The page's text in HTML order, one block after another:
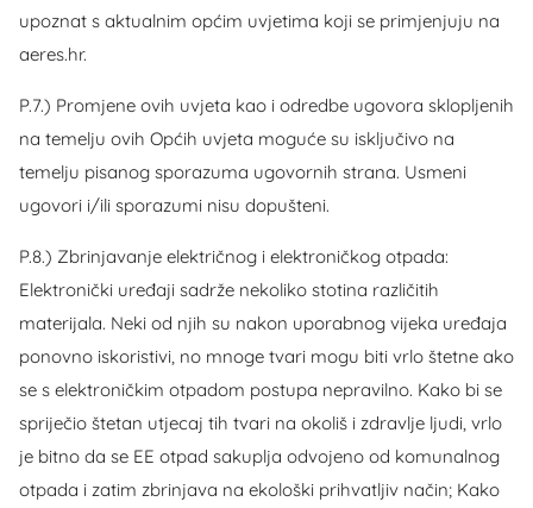
upoznat s aktualnim općim uvjetima koji se primjenjuju na
aeres.hr.
P.7.) Promjene ovih uvjeta kao i odredbe ugovora sklopljenih
na temelju ovih Općih uvjeta moguće su isključivo na
temelju pisanog sporazuma ugovornih strana. Usmeni
ugovori i/ili sporazumi nisu dopušteni.
P.8.) Zbrinjavanje električnog i elektroničkog otpada:
Elektronički uređaji sadrže nekoliko stotina različitih
materijala. Neki od njih su nakon uporabnog vijeka uređaja
ponovno iskoristivi, no mnoge tvari mogu biti vrlo štetne ako
se s elektroničkim otpadom postupa nepravilno. Kako bi se
spriječio štetan utjecaj tih tvari na okoliš i zdravlje ljudi, vrlo
je bitno da se EE otpad sakuplja odvojeno od komunalnog
otpada i zatim zbrinjava na ekološki prihvatljiv način; Kako